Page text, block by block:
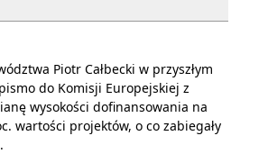
Piotr Całbecki w przyszłym
do Komisji Europejskiej z
wysokości dofinansowania na
wartości projektów, o co zabiegały